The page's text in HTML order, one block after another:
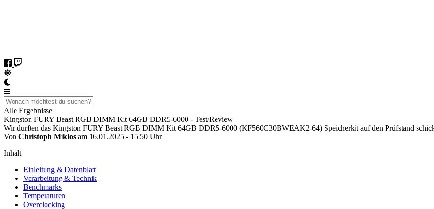
Alle Ergebnisse
Kingston FURY Beast RGB DIMM Kit 64GB DDR5-6000 - Test/Review
Wir durften das Kingston FURY Beast RGB DIMM Kit 64GB DDR5-6000 (KF560C30BWEAK2-64) Speicherkit auf den Prüfstand
Von Christoph Miklos am 16.01.2025 - 15:50 Uhr
Inhalt
Einleitung & Datenblatt
Verarbeitung & Technik
Benchmarks
Temperaturen
Overclocking